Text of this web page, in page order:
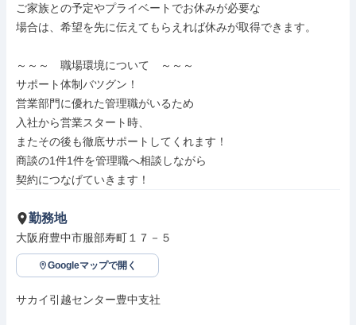
ご家族との予定やプライベートでお休みが必要な
場合は、希望を先に伝えてもらえれば休みが取得できます。
～～～　職場環境について　～～～
サポート体制バツグン！
営業部門に優れた管理職がいるため
入社から営業スタート時、
またその後も徹底サポートしてくれます！
商談の1件1件を管理職へ相談しながら
契約につなげていきます！
勤務地
大阪府豊中市服部寿町１７－５
Googleマップで開く
サカイ引越センター豊中支社